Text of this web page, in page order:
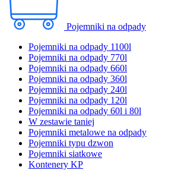
Pojemniki na odpady
Pojemniki na odpady 1100l
Pojemniki na odpady 770l
Pojemniki na odpady 660l
Pojemniki na odpady 360l
Pojemniki na odpady 240l
Pojemniki na odpady 120l
Pojemniki na odpady 60l i 80l
W zestawie taniej
Pojemniki metalowe na odpady
Pojemniki typu dzwon
Pojemniki siatkowe
Kontenery KP